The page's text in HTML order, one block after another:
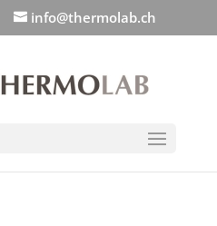
info@thermolab.ch